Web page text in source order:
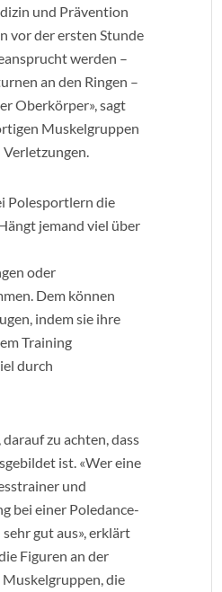
und Prävention
vor der ersten Stunde
werden –
an den Ringen –
Oberkörper», sagt
Muskelgruppen
Verletzungen.
Polesportlern die
jemand viel über
oder
Dem können
indem sie ihre
Training
durch
zu achten, dass
ist. «Wer eine
und
bei einer Poledance-
gut aus», erklärt
Figuren an der
Muskelgruppen, die